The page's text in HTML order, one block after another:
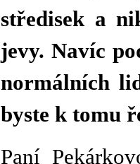
středisek a
jevy. Navíc
normálních
byste k tomu
Paní